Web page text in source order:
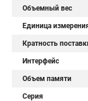
Объемный вес
Единица
Кратность
Интерфейс
Объем памяти
Серия